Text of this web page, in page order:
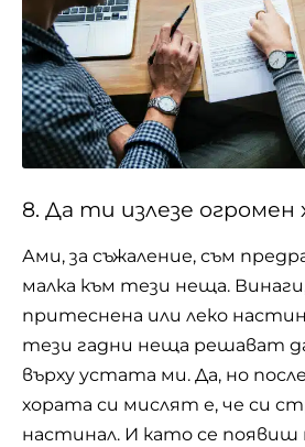
8. Да ти излезе огромен
Ами, за съжаление, съм
малка към тези неща.
притеснена или леко
тези гадни неща решават
върху устата ми. Да, но
хората си мислят е, че си
настинал. И като се